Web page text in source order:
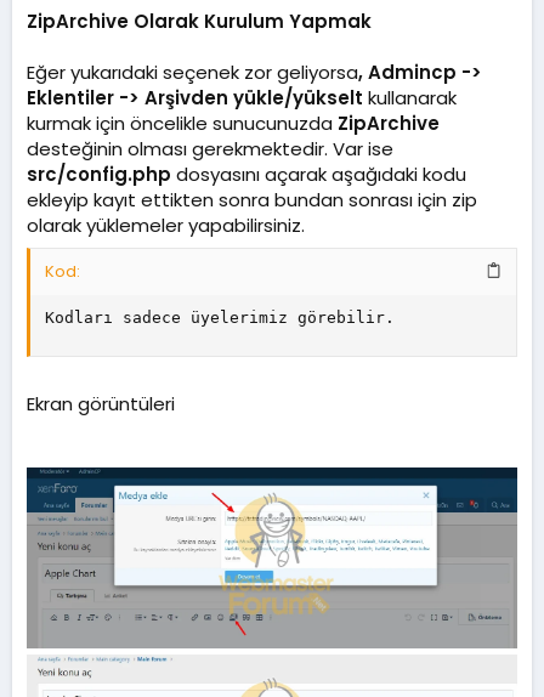
ZipArchive Olarak Kurulum Yapmak
Eğer yukarıdaki seçenek zor geliyorsa, Admincp ->
Eklentiler -> Arşivden yükle/yükselt kullanarak
kurmak için öncelikle sunucunuzda ZipArchive
desteğinin olması gerekmektedir. Var ise
src/config.php dosyasını açarak aşağıdaki kodu
ekleyip kayıt ettikten sonra bundan sonrası için zip
olarak yüklemeler yapabilirsiniz.
Kod:
Kodları sadece üyelerimiz görebilir.
Ekran görüntüleri